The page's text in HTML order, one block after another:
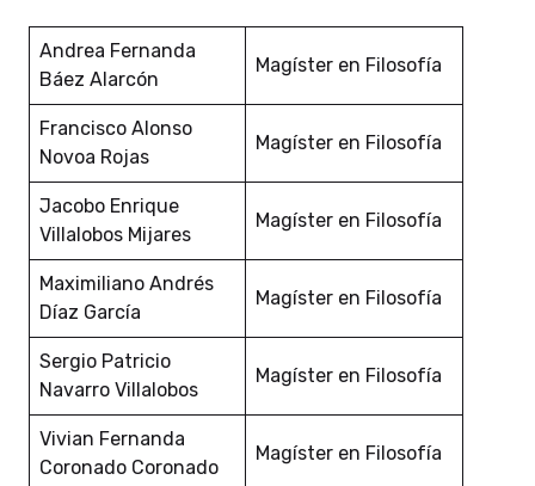
Andrea Fernanda
Báez Alarcón
Magíster en Filosofía
Francisco Alonso
Novoa Rojas
Magíster en Filosofía
Jacobo Enrique
Villalobos Mijares
Magíster en Filosofía
Maximiliano Andrés
Díaz García
Magíster en Filosofía
Sergio Patricio
Navarro Villalobos
Magíster en Filosofía
Vivian Fernanda
Coronado Coronado
Magíster en Filosofía